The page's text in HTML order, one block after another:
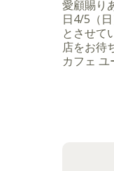
愛顧賜り
日4/5（
とさせて
店をお待
カフェ